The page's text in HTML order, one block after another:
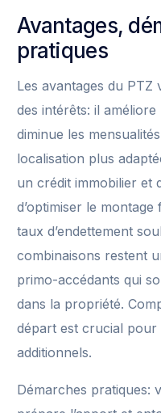
Avantages,
pratiques
Les avantages du
des intérêts: il améliore
diminue les
localisation plus
un crédit immobilier et
d’optimiser le
taux d’endettement
combinaisons restent
primo-accédants qui
dans la propriété.
départ est crucial pour
additionnels.
Démarches pratiques: